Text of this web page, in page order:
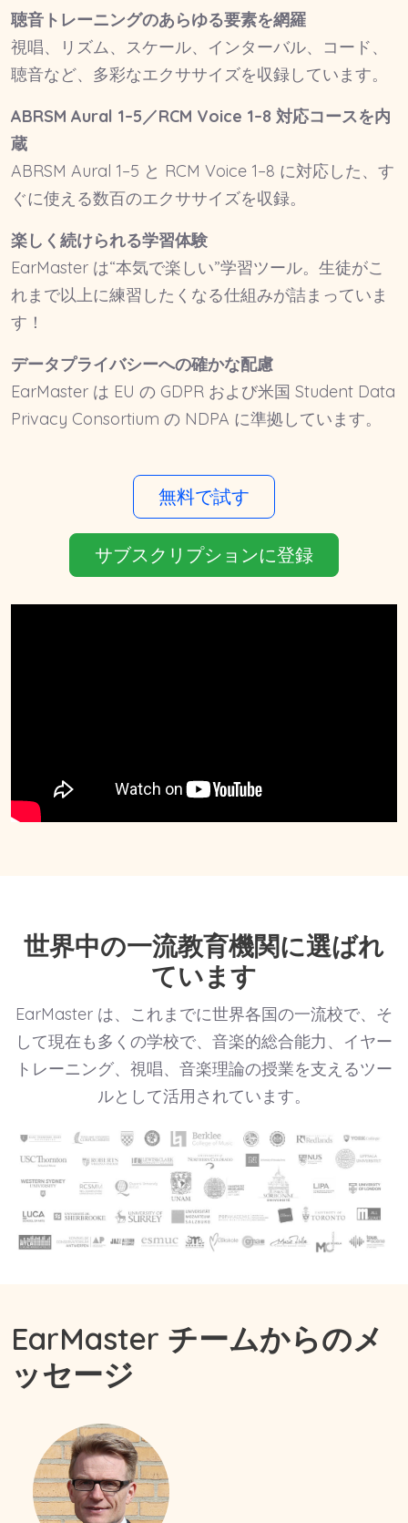
聴音トレーニングのあらゆる要素を網羅
視唱、リズム、スケール、インターバル、コード、
聴音など、多彩なエクササイズを収録しています。
ABRSM Aural 1–5／RCM Voice 1–8 対応コースを内
蔵
ABRSM Aural 1–5 と RCM Voice 1–8 に対応した、す
ぐに使える数百のエクササイズを収録。
楽しく続けられる学習体験
EarMaster は“本気で楽しい”学習ツール。生徒がこ
れまで以上に練習したくなる仕組みが詰まっていま
す！
データプライバシーへの確かな配慮
EarMaster は EU の GDPR および米国 Student Data
Privacy Consortium の NDPA に準拠しています。
無料で試す
サブスクリプションに登録
世界中の一流教育機関に選ばれ
ています
EarMaster は、これまでに世界各国の一流校で、そ
して現在も多くの学校で、音楽的総合能力、イヤー
トレーニング、視唱、音楽理論の授業を支えるツー
ルとして活用されています。
EarMaster チームからのメ
ッセージ